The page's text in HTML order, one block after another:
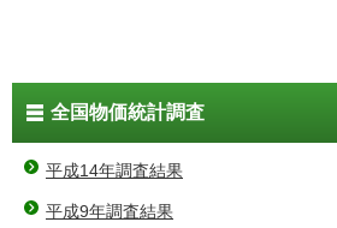
全国物価統計調査
平成14年調査結果
平成9年調査結果